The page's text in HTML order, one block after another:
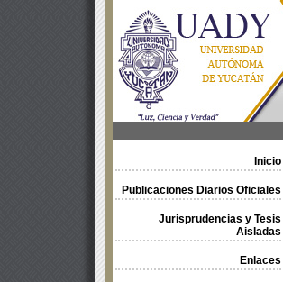
Inicio
Publicaciones Diarios Oficiales
Jurisprudencias y Tesis
Aisladas
Enlaces